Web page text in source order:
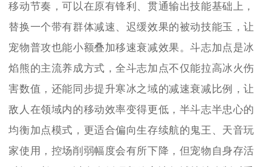
移动节奏，可以在原有锋利、贯通输出技能基础上，
替换一个带有群体减速、迟缓效果的被动技能玉，让
宠物普攻也能小额叠加移速衰减效果。斗志加点是冰
焰熊的主流养成方式，全斗志加点不仅能拉高冰火伤
害数值，还能同步提升寒冰之域的减速衰减比例，让
敌人在领域内的移动效率变得更低，半斗志半忠心的
均衡加点模式，更适合偏向生存续航的鬼王、天音玩
家使用，控场削弱幅度会有所下降，但宠物自身存活